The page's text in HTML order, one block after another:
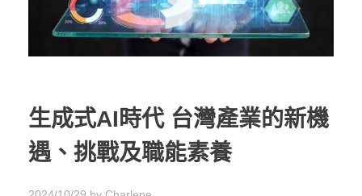
生成式AI時代 台灣產業的新機
遇、挑戰及職能素養